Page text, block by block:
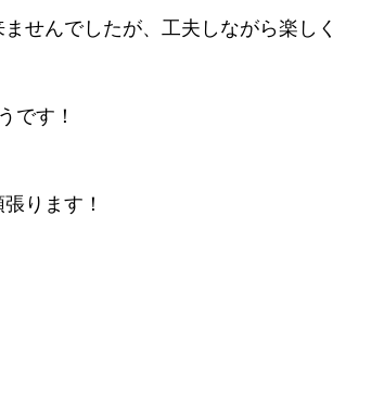
せんでしたが、工夫しながら楽しく
です！
ります！